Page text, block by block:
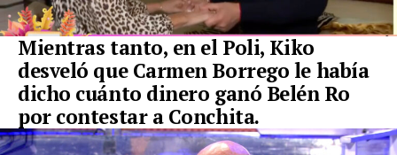
Mientras tanto, en el Poli, Kiko
desveló que Carmen Borrego le había
dicho cuánto dinero ganó Belén Ro
por contestar a Conchita.